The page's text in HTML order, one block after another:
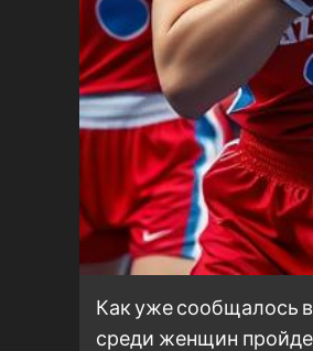
Как уже сообщалось
среди женщин